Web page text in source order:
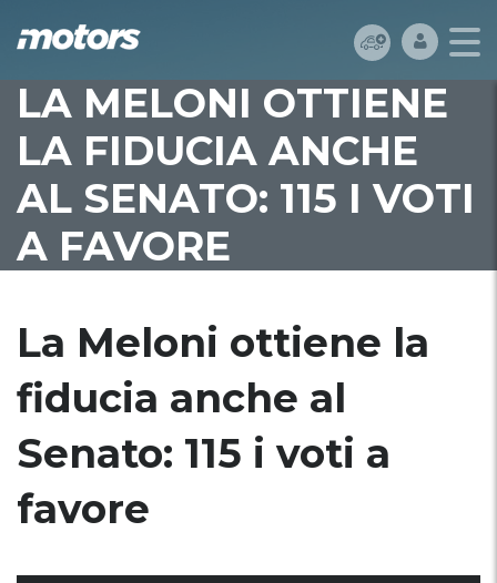
LA MELONI OTTIENE
LA FIDUCIA ANCHE
AL SENATO: 115 I VOTI
A FAVORE
La Meloni ottiene la
fiducia anche al
Senato: 115 i voti a
favore